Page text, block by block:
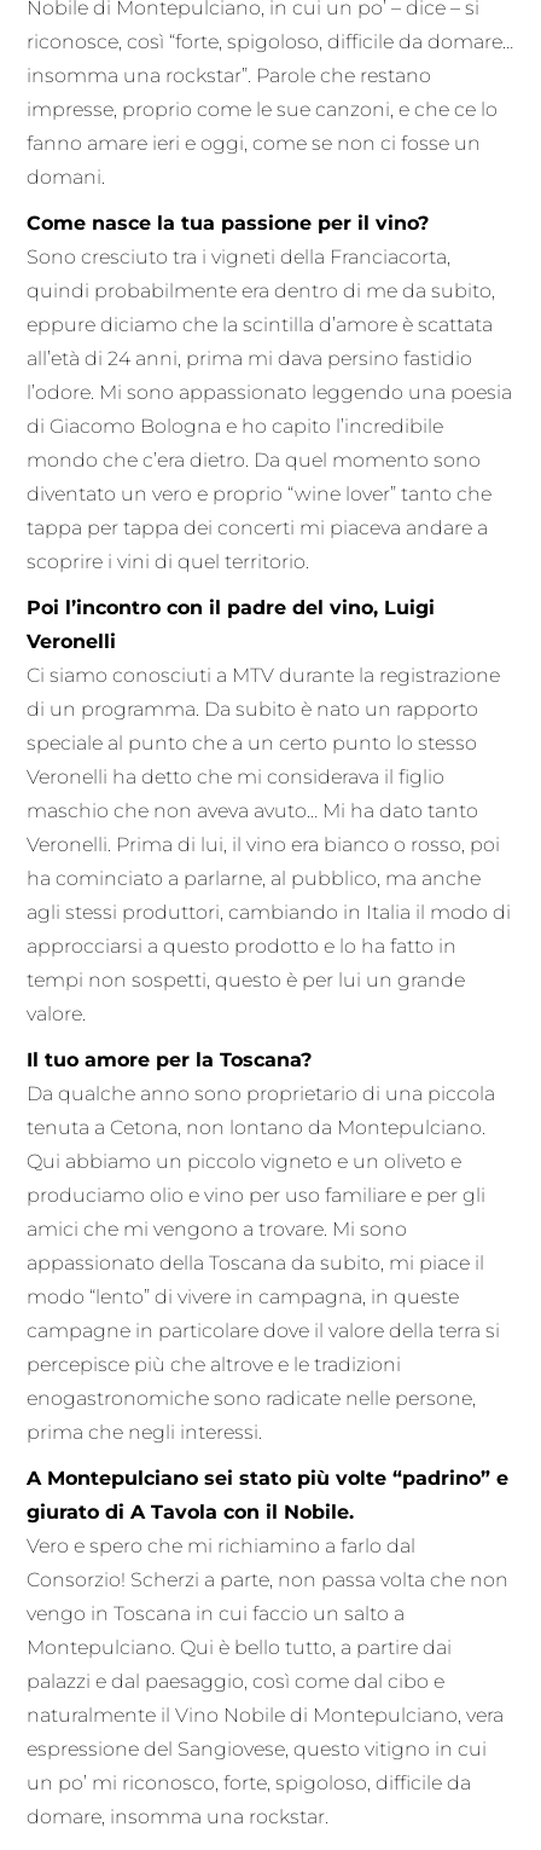
Nobile di Montepulciano, in cui un po’ – dice – si
riconosce, così “forte, spigoloso, difficile da domare…
insomma una rockstar”. Parole che restano
impresse, proprio come le sue canzoni, e che ce lo
fanno amare ieri e oggi, come se non ci fosse un
domani.
Come nasce la tua passione per il vino?
Sono cresciuto tra i vigneti della Franciacorta,
quindi probabilmente era dentro di me da subito,
eppure diciamo che la scintilla d’amore è scattata
all’età di 24 anni, prima mi dava persino fastidio
l’odore. Mi sono appassionato leggendo una poesia
di Giacomo Bologna e ho capito l’incredibile
mondo che c’era dietro. Da quel momento sono
diventato un vero e proprio “wine lover” tanto che
tappa per tappa dei concerti mi piaceva andare a
scoprire i vini di quel territorio.
Poi l’incontro con il padre del vino, Luigi
Veronelli
Ci siamo conosciuti a MTV durante la registrazione
di un programma. Da subito è nato un rapporto
speciale al punto che a un certo punto lo stesso
Veronelli ha detto che mi considerava il figlio
maschio che non aveva avuto… Mi ha dato tanto
Veronelli. Prima di lui, il vino era bianco o rosso, poi
ha cominciato a parlarne, al pubblico, ma anche
agli stessi produttori, cambiando in Italia il modo di
approcciarsi a questo prodotto e lo ha fatto in
tempi non sospetti, questo è per lui un grande
valore.
Il tuo amore per la Toscana?
Da qualche anno sono proprietario di una piccola
tenuta a Cetona, non lontano da Montepulciano.
Qui abbiamo un piccolo vigneto e un oliveto e
produciamo olio e vino per uso familiare e per gli
amici che mi vengono a trovare. Mi sono
appassionato della Toscana da subito, mi piace il
modo “lento” di vivere in campagna, in queste
campagne in particolare dove il valore della terra si
percepisce più che altrove e le tradizioni
enogastronomiche sono radicate nelle persone,
prima che negli interessi.
A Montepulciano sei stato più volte “padrino” e
giurato di A Tavola con il Nobile.
Vero e spero che mi richiamino a farlo dal
Consorzio! Scherzi a parte, non passa volta che non
vengo in Toscana in cui faccio un salto a
Montepulciano. Qui è bello tutto, a partire dai
palazzi e dal paesaggio, così come dal cibo e
naturalmente il Vino Nobile di Montepulciano, vera
espressione del Sangiovese, questo vitigno in cui
un po’ mi riconosco, forte, spigoloso, difficile da
domare, insomma una rockstar.